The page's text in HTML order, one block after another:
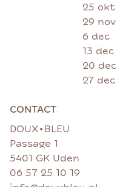
25 okt
29 nov
6 dec
13 dec
20 dec
27 dec
CONTACT
DOUX • BLEU
Passage 1
5401 GK Uden
06 57 25 10 19